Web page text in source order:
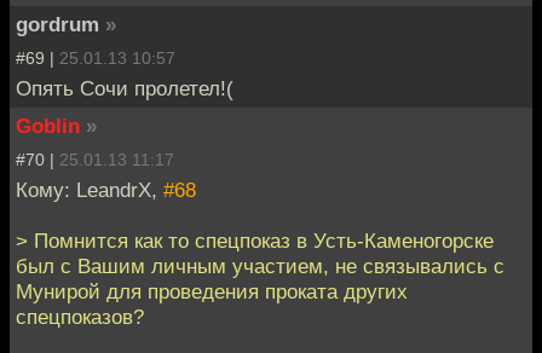
gordrum »
#69 | 25.01.13 10:57
Опять Сочи пролетел!(
Goblin »
#70 | 25.01.13 11:17
Кому: LeandrX, #68
> Помнится как то спецпоказ в Усть-Каменогорске
был с Вашим личным участием, не связывались с
Мунирой для проведения проката других
спецпоказов?